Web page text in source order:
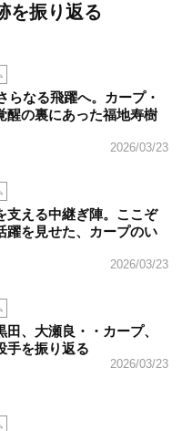
を振り返る
らなる飛躍へ。カープ・
醒の裏にあった福地寿樹
2026/03/23
支える中継ぎ陣。ここぞ
躍を見せた、カープのい
2026/03/23
田、大瀬良・・カープ、
手を振り返る
2026/03/23